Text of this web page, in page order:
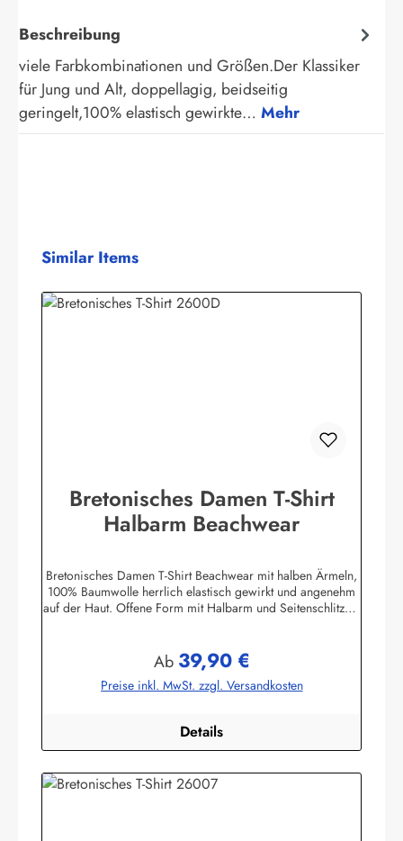
Beschreibung
viele Farbkombinationen und Größen.Der Klassiker
für Jung und Alt, doppellagig, beidseitig
geringelt,100% elastisch gewirkte… Mehr
Produktgalerie überspringen
Similar Items
Bretonisches Damen T-Shirt
Halbarm Beachwear
Bretonisches Damen T-Shirt Beachwear mit halben Ärmeln,
100% Baumwolle herrlich elastisch gewirkt und angenehm
auf der Haut. Offene Form mit Halbarm und Seitenschlitzen.
GmbHHeglitzer Str. 1226409 Wittmundinfo@modas-
bekleidung.de
Regulärer Preis:
Ab 39,90 €
Preise inkl. MwSt. zzgl. Versandkosten
Details